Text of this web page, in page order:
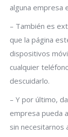
alguna empresa
– También es
que la página
dispositivos
cualquier
descuidarlo.
– Y por último,
empresa pueda
sin necesitarnos